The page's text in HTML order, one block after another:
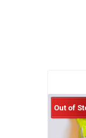
Out of